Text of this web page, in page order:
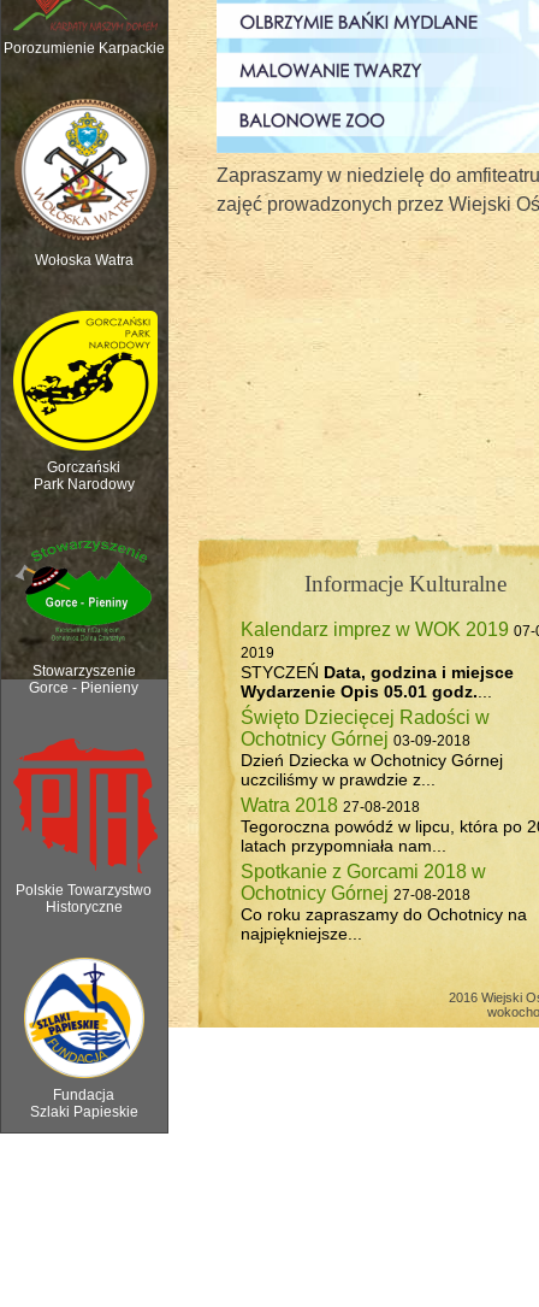
Porozumienie Karpackie
Wołoska Watra
Gorczański
Park Narodowy
Stowarzyszenie
Gorce - Pienieny
Polskie Towarzystwo
Historyczne
Fundacja
Szlaki Papieskie
Polana Kurnytowa - Forendówki 2018
Rozpoczęcie sezonu pasterskiego, 6
6 sierpnia 2018 - Watra w Ochotnicy
Zapraszamy w niedzielę do
zajęć prowadzonych przez Wiejski
Informacje Kulturalne
Kalendarz imprez w WOK 2019 07-
2019
STYCZEŃ Data, godzina i miejsce
Wydarzenie Opis 05.01 godz.
Święto Dziecięcej Radości w
Ochotnicy Górnej 03-09-2018
Dzień Dziecka w Ochotnicy Górnej
uczciliśmy w prawdzie z...
Watra 2018 27-08-2018
Tegoroczna powódź w lipcu, która po
latach przypomniała nam...
Spotkanie z Gorcami 2018 w
Ochotnicy Górnej 27-08-2018
Co roku zapraszamy do Ochotnicy na
najpiękniejsze...
2016 Wiejski